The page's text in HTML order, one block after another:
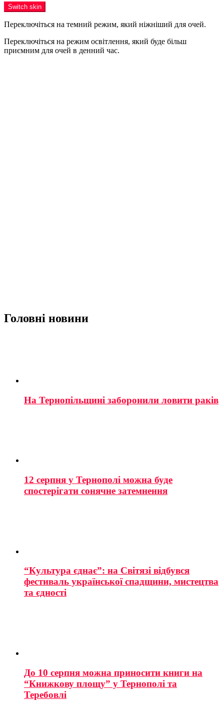
Switch skin
Переключіться на темний режим, який ніжніший для очей.
Переключіться на режим освітлення, який буде більш
приємним для очей в денний час.
Головні новини
На Тернопільщині заборонили ловити раків
12 серпня у Тернополі можна буде
спостерігати сонячне затемнення
“Культура єднає”: на Світязі відбувся
фестиваль української спадщини, мистецтва
та єдності
До 10 серпня можна приносити книги на
“Книжкову площу” у Тернополі та
Теребовлі